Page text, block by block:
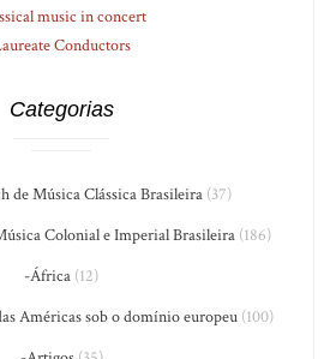
music in concert
Conductors
Categorias
de Música Clássica Brasileira (37)
Colonial e Imperial Brasileira (186)
-África (12)
Américas sob o domínio europeu(100)